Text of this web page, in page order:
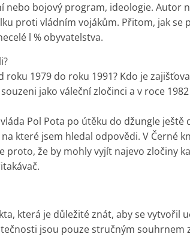
nebo bojový program, ideologie. Autor
proti vládním vojákům. Přitom, jak se
l % obyvatelstva.
roku 1979 do roku 1991? Kdo je
jako váleční zločinci a v roce
Pol Pota po útěku do džungle ještě
které jsem hledal odpovědi. V Černé
proto, že by mohly vyjít najevo zločiny
která je důležité znát, aby se vytvořil
jsou pouze stručným souhrnem